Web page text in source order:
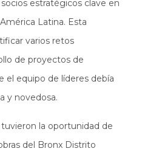
estratégicos clave en
Latina. Esta
varios retos
de proyectos de
el equipo de líderes debía
y novedosa.
la oportunidad de
del Bronx Distrito